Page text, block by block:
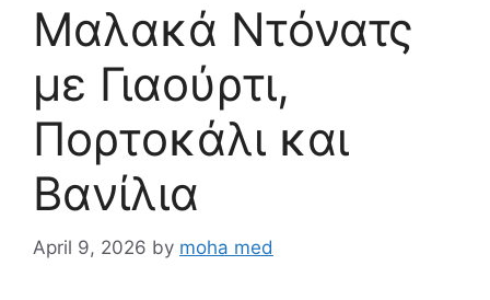
Μαλακά Ντόνατς
με Γιαούρτι,
Πορτοκάλι και
Βανίλια
April 9, 2026 by moha med